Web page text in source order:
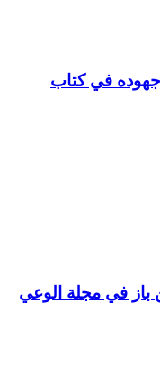
في كتاب
باز في مجلة الوعي